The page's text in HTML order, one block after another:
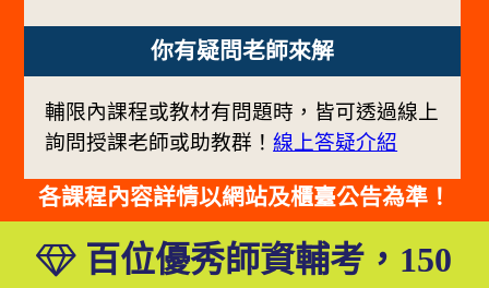
你有疑問老師來解
輔限內課程或教材有問題時，皆可透過線上
詢問授課老師或助教群！線上答疑介紹
各課程內容詳情以網站及櫃臺公告為準！
百位優秀師資輔考，150